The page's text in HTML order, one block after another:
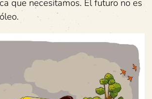
que necesitamos. El futuro no es